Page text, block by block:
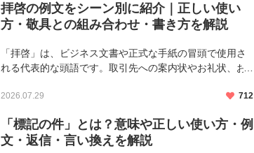
拝啓の例文をシーン別に紹介｜正しい使い
方・敬具との組み合わせ・書き方を解説
「拝啓」は、ビジネス文書や正式な手紙の冒頭で使用さ
れる代表的な頭語です。取引先への案内状やお礼状、お
書く際によく用いられます。 しかし、「拝啓はどのよう
2026.07.29 712
「標記の件」とは？意味や正しい使い方・例
文・返信・言い換えを解説